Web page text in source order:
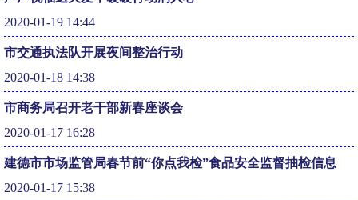
2020-01-19 14:44
市交通执法队开展夜间整治行动
2020-01-18 14:38
市商务局召开老干部新春座谈会
2020-01-17 16:28
建德市市场监管局春节前“你点我检”食品安全监督抽检信息
2020-01-17 15:38